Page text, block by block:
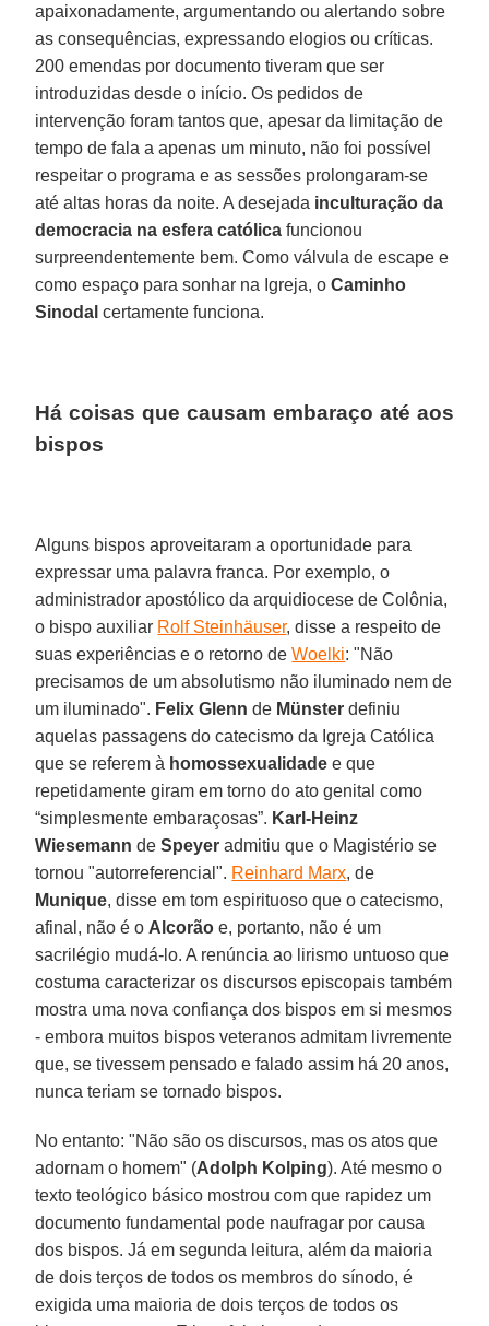
apaixonadamente, argumentando ou alertando sobre
as consequências, expressando elogios ou críticas.
200 emendas por documento tiveram que ser
introduzidas desde o início. Os pedidos de
intervenção foram tantos que, apesar da limitação de
tempo de fala a apenas um minuto, não foi possível
respeitar o programa e as sessões prolongaram-se
até altas horas da noite. A desejada inculturação da
democracia na esfera católica funcionou
surpreendentemente bem. Como válvula de escape e
como espaço para sonhar na Igreja, oCaminho
Sinodal certamente funciona.
Há coisas que causam embaraço até aos
bispos
Alguns bispos aproveitaram a oportunidade para
expressar uma palavra franca. Por exemplo, o
administrador apostólico da arquidiocese de Colônia,
o bispo auxiliar Rolf Steinhäuser, disse a respeito de
suas experiências e o retorno deWoelki: "Não
precisamos de um absolutismo não iluminado nem de
um iluminado". Felix Glenn de Münster definiu
aquelas passagens do catecismo da Igreja Católica
que se referem à homossexualidade e que
repetidamente giram em torno do ato genital como
“simplesmente embaraçosas”. Karl-Heinz
Wiesemann deSpeyer admitiu que o Magistério se
tornou "autorreferencial". Reinhard Marx, de
Munique, disse em tom espirituoso que o catecismo,
afinal, não é o Alcorão e, portanto, não é um
sacrilégio mudá-lo. A renúncia ao lirismo untuoso que
costuma caracterizar os discursos episcopais também
mostra uma nova confiança dos bispos em si mesmos
- embora muitos bispos veteranos admitam livremente
que, se tivessem pensado e falado assim há 20 anos,
nunca teriam se tornado bispos.
No entanto: "Não são os discursos, mas os atos que
adornam o homem" (Adolph Kolping). Até mesmo o
texto teológico básico mostrou com que rapidez um
documento fundamental pode naufragar por causa
dos bispos. Já em segunda leitura, além da maioria
de dois terços de todos os membros do sínodo, é
exigida uma maioria de dois terços de todos os